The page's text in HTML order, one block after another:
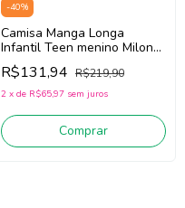
-40%
Camisa Manga Longa
Infantil Teen menino Milon
2001587 (Marinho)
R$131,94 R$219,90
2 x de R$65,97 sem juros
Comprar